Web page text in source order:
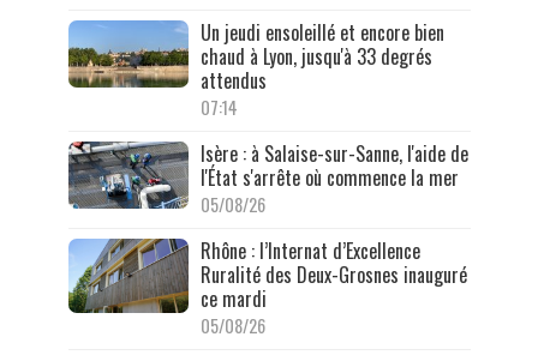
Un jeudi ensoleillé et encore bien
chaud à Lyon, jusqu'à 33 degrés
attendus
07:14
Isère : à Salaise-sur-Sanne, l'aide de
l'État s'arrête où commence la mer
05/08/26
Rhône : l’Internat d’Excellence
Ruralité des Deux-Grosnes inauguré
ce mardi
05/08/26